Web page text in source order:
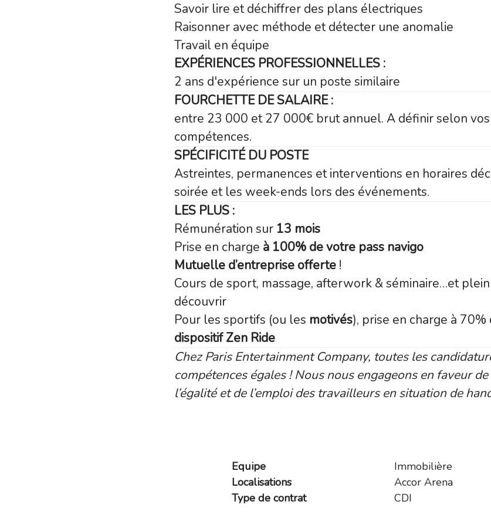
Savoir lire et déchiffrer des plans électriques
Raisonner avec méthode et détecter une anomalie
Travail en équipe
EXPÉRIENCES PROFESSIONNELLES :
2 ans d'expérience sur un poste similaire
FOURCHETTE DE SALAIRE :
entre 23 000 et 27 000€ brut annuel. A définir selon
compétences.
SPÉCIFICITÉ DU POSTE
Astreintes, permanences et interventions en horaires
soirée et les week-ends lors des événements.
LES PLUS :
Rémunération sur 13 mois
Prise en charge à 100% de votre pass navigo
Mutuelle d’entreprise offerte !
Cours de sport, massage, afterwork & séminaire…et plein
découvrir
Pour les sportifs (ou les motivés), prise en charge à 70%
dispositif Zen Ride
Chez Paris Entertainment Company, toutes les
compétences égales ! Nous nous engageons en faveur
l’égalité et de l’emploi des travailleurs en situation de
Equipe
Immobilière
Localisations
Accor Arena
Type de contrat
CDI